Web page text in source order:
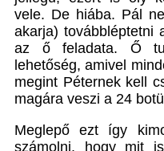
vele. De hiába. Pál
akarja) továbbléptetni
az ő feladata. Ő
lehetőség, amivel
megint Péternek kell
magára veszi a 24
Meglepő ezt így
számolni, hogy mit